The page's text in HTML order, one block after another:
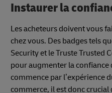
Instaurer la
Les acheteurs doivent vous
chez vous. Des badges tels
Security et le Truste Trusted
pour augmenter la confiance
commence par l’expérience
commerce, il est donc crucial